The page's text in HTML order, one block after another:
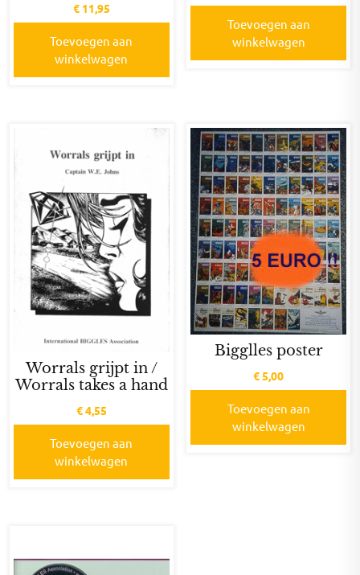
€11,95
Toevoegen aan
winkelwagen
Toevoegen aan
winkelwagen
Worrals grijpt in /
Worrals takes a hand
€4,55
Toevoegen aan
winkelwagen
Bigglles poster
€ 5,00
Toevoegen aan
winkelwagen